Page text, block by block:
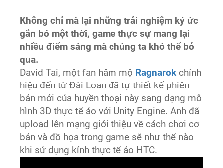
Không chỉ mà lại những trải nghiệm ký ức
gắn bó một thời, game thực sự mang lại
nhiều điểm sáng mà chúng ta khó thể bỏ
qua.
David Tai, một fan hâm mộ Ragnarok chính
hiệu đến từ Đài Loan đã tự thiết kế phiên
bản mới của huyền thoại này sang dạng mô
hình 3D thực tế ảo với Unity Engine. Anh đã
upload lên mạng giới thiệu về cách chơi cơ
bản và đồ họa trong game sẽ như thế nào
khi sử dụng kính thực tế ảo HTC.